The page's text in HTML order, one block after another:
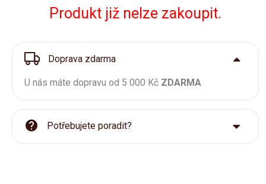
Produkt již nelze zakoupit.
Doprava zdarma
U nás máte dopravu od 5 000 Kč ZDARMA
Potřebujete poradit?